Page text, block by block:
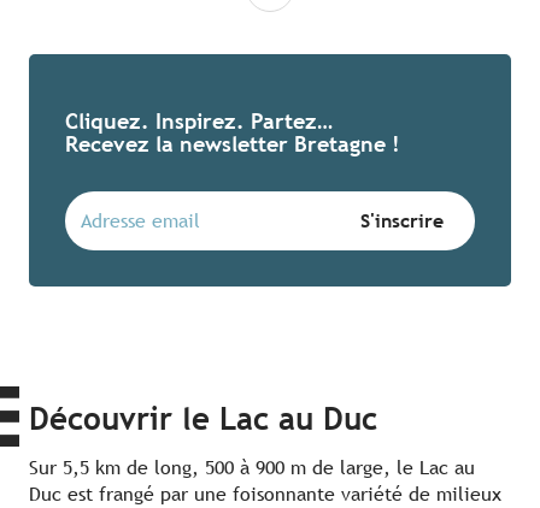
Cliquez. Inspirez. Partez…
Recevez la newsletter Bretagne !
Découvrir le Lac au Duc
Sur 5,5 km de long, 500 à 900 m de large, le Lac au
Duc est frangé par une foisonnante variété de milieux